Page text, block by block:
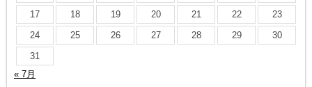
17
18 19 20 21 22
23
24
25 26 27 28 29
30
31
« 7月